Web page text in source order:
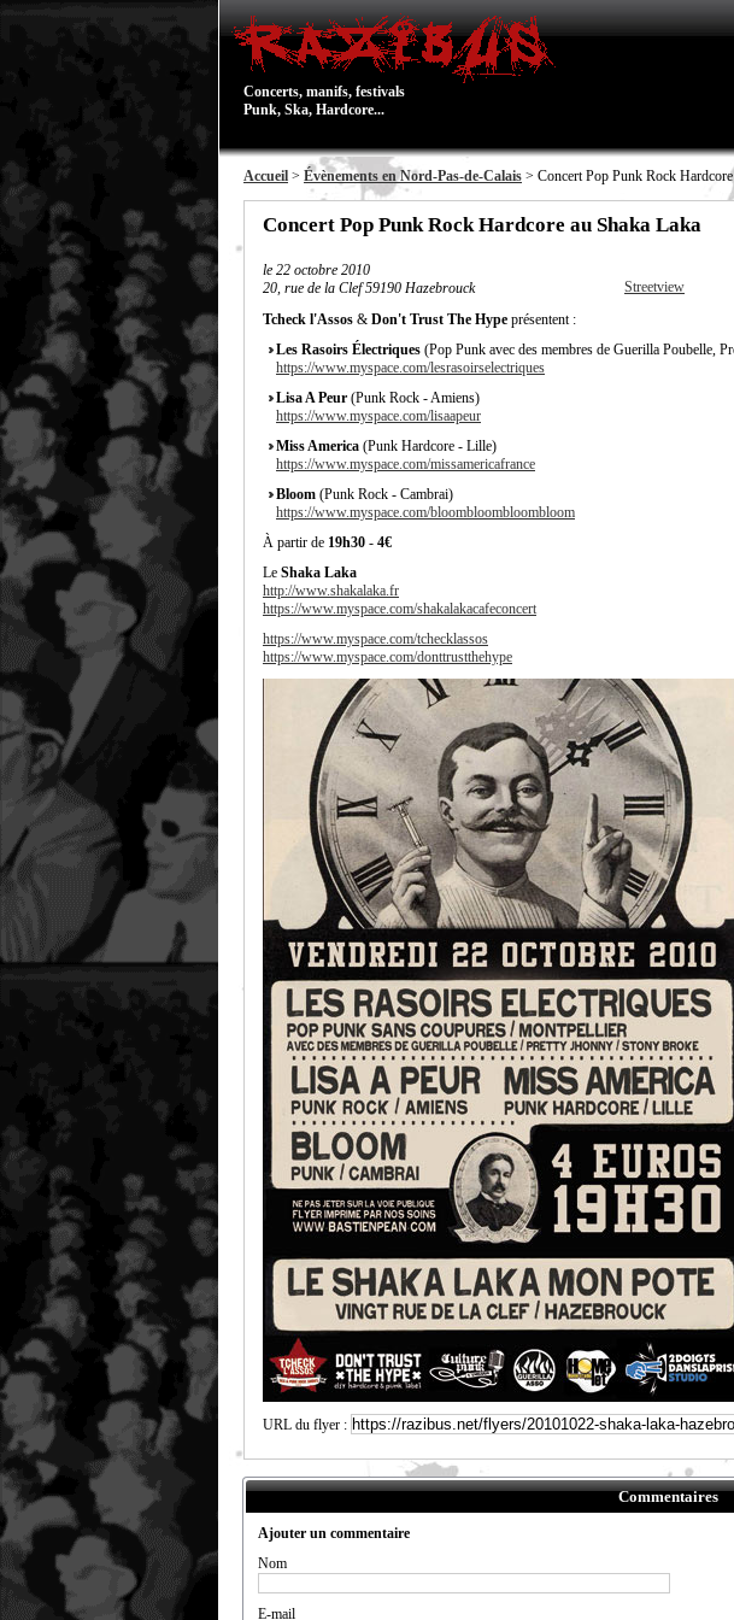
Concerts, manifs, festivals
Punk, Ska, Hardcore...
Accueil > Évènements en Nord-Pas-de-Calais > Concert Pop Punk Rock
Concert Pop Punk Rock Hardcore au Shaka Laka
le 22 octobre 2010
20, rue de la Clef 59190 Hazebrouck
Streetview
Tcheck l'Assos & Don't Trust The Hype présentent :
Les Rasoirs Électriques (Pop Punk avec des membres de Guerilla Poubelle,
https://www.myspace.com/lesrasoirselectriques
Lisa A Peur (Punk Rock - Amiens)
https://www.myspace.com/lisaapeur
Miss America (Punk Hardcore - Lille)
https://www.myspace.com/missamericafrance
Bloom (Punk Rock - Cambrai)
https://www.myspace.com/bloombloombloombloom
À partir de 19h30 - 4€
Le Shaka Laka
http://www.shakalaka.fr
https://www.myspace.com/shakalakacafeconcert
https://www.myspace.com/tchecklassos
https://www.myspace.com/donttrustthehype
URL du flyer :
Commentaires
Ajouter un commentaire
Nom
E-mail